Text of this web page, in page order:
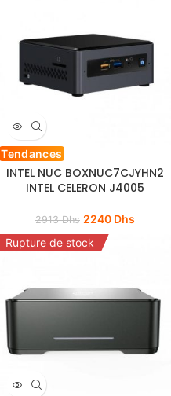
Tendances
INTEL NUC BOXNUC7CJYHN2
INTEL CELERON J4005
2913Dhs 2240 Dhs
Rupture de stock